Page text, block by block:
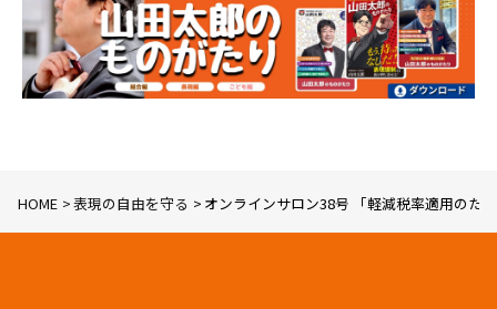
HOME 表現の自由を守る オンラインサロン38号 「軽減税率適用のた